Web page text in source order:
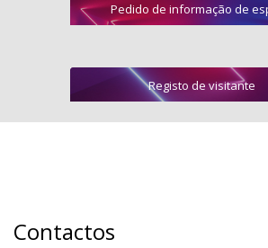
Pedido de informação de
Registo de visitante
Contactos